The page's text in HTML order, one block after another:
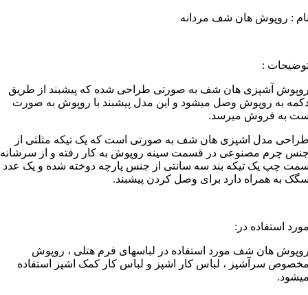
: روپوش هان شف مردانه
:
آشپزی هان شف به صورتی طراحی شده که پیشبند از طریق
به روپوش وصل میشود و این مدل پیشبند با روپوش به صورت
به فروش میرسد.
مدل اشپزی هان شف به صورتی است که یک تیکه مثلثی از
چرم مصنوعی در قسمت سینه روپوش به کار رفته و از سرشانه
چپ یک تیکه بند سه سانتی از جنس پارچه دوخته شده و یک عدد
به همراه دارد برای وصل کردن پیشبند.
استفاده در:
هان شف مورد استفاده در لباسهای فرم هتلی ، روپوش
سرآشپز ، لباس کار اشپز و لباس کار کمک اشپز استفاده